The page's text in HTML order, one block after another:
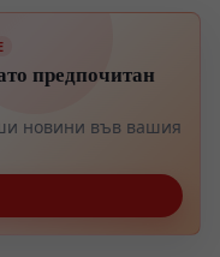
предпочитан
новини във вашия